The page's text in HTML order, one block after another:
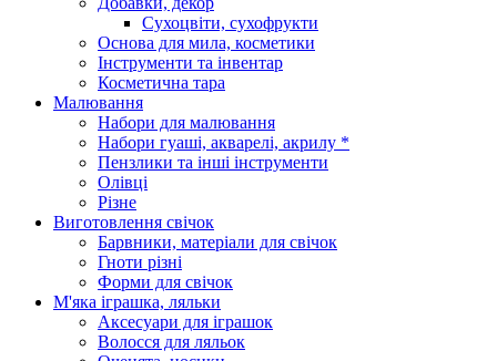
Сухоцвіти, сухофрукти
Основа для мила, косметики
Інструменти та інвентар
Косметична тара
Малювання
Набори для малювання
Набори гуаші, акварелі, акрилу *
Пензлики та інші інструменти
Олівці
Різне
Виготовлення свічок
Барвники, матеріали для свічок
Гноти різні
Форми для свічок
М'яка іграшка, ляльки
Аксесуари для іграшок
Волосся для ляльок